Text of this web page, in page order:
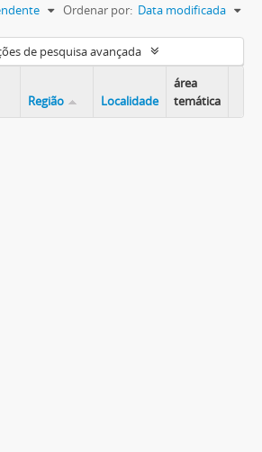
Ordenar por: Data modificada
de pesquisa avançada
Região Localidade
área
temática